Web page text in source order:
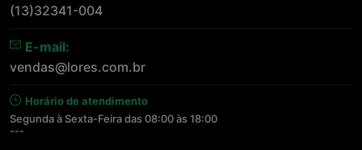
(13)32341-004
E-mail:
vendas@lores.com.br
Horário de atendimento
Segunda à Sexta-Feira das 08:00 às 18:00
---